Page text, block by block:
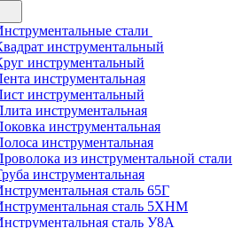
стали
инструментальный
инструментальный
инструментальная
инструментальный
инструментальная
инструментальная
инструментальная
из инструментальной стали
инструментальная
сталь 65Г
сталь 5ХНМ
сталь У8А